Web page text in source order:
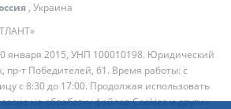
января 2015, УНП 100010198. Юридический
пр-т Победителей, 61. Время работы: с
с 8:30 до 17:00. Продолжая использовать
на обработку файлов Cookies и других
, Украина